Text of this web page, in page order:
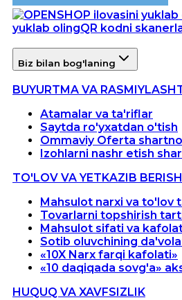
yuklab olingQR kodni
Biz bilan bog'laning
BUYURTMA VA
Atamalar va ta'riflar
Saytda ro'yxatdan o'tish
Ommaviy Oferta
Izohlarni nashr etish
TO'LOV VA YETKAZIB BERISH
Mahsulot narxi va to'lov
Tovarlarni topshirish
Mahsulot sifati va
Sotib oluvchining
«10X Narx farqi kafolati»
«10 daqiqada sovg'a»
HUQUQ VA XAVFSIZLIK